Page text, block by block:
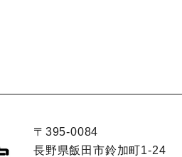
〒395-0084
長野県飯田市鈴加町1-24